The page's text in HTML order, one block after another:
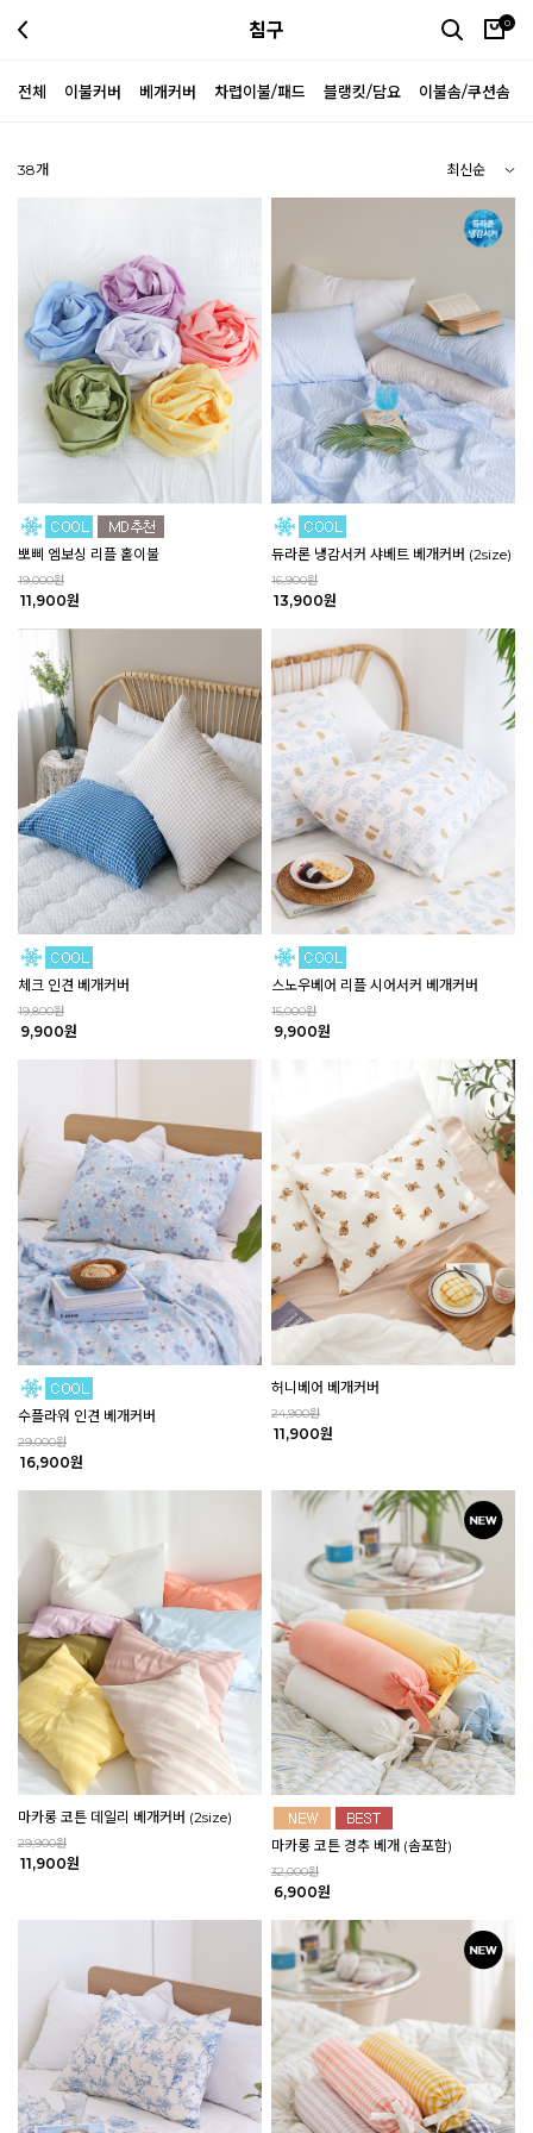
침구 0
전체 이불커버 베개커버 차렵이불/패드 블랭킷/담요 이불솜/쿠션솜
38개
뽀삐 엠보싱 리플 홑이불
19,000원
11,900원
듀라론 냉감서커 샤베트 베개커버 (2size)
16,900원
13,900원
체크 인견 베개커버
19,800원
9,900원
스노우베어 리플 시어서커 베개커버
15,000원
9,900원
수플라워 인견 베개커버
29,000원
16,900원
허니베어 베개커버
24,900원
11,900원
마카롱 코튼 데일리 베개커버 (2size)
29,900원
11,900원
마카롱 코튼 경추 베개 (솜포함)
32,000원
6,900원